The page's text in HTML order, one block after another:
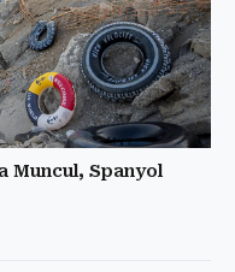
Muncul, Spanyol